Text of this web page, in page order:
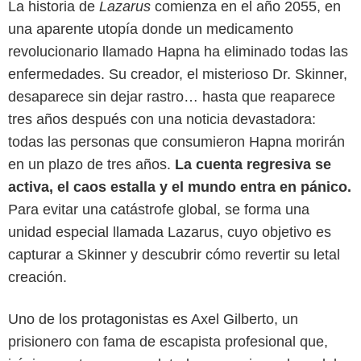
La historia de Lazarus comienza en el año 2055, en
una aparente utopía donde un medicamento
revolucionario llamado Hapna ha eliminado todas las
enfermedades. Su creador, el misterioso Dr. Skinner,
desaparece sin dejar rastro… hasta que reaparece
tres años después con una noticia devastadora:
todas las personas que consumieron Hapna morirán
en un plazo de tres años. La cuenta regresiva se
activa, el caos estalla y el mundo entra en pánico.
Para evitar una catástrofe global, se forma una
unidad especial llamada Lazarus, cuyo objetivo es
capturar a Skinner y descubrir cómo revertir su letal
creación.
Uno de los protagonistas es Axel Gilberto, un
prisionero con fama de escapista profesional que,